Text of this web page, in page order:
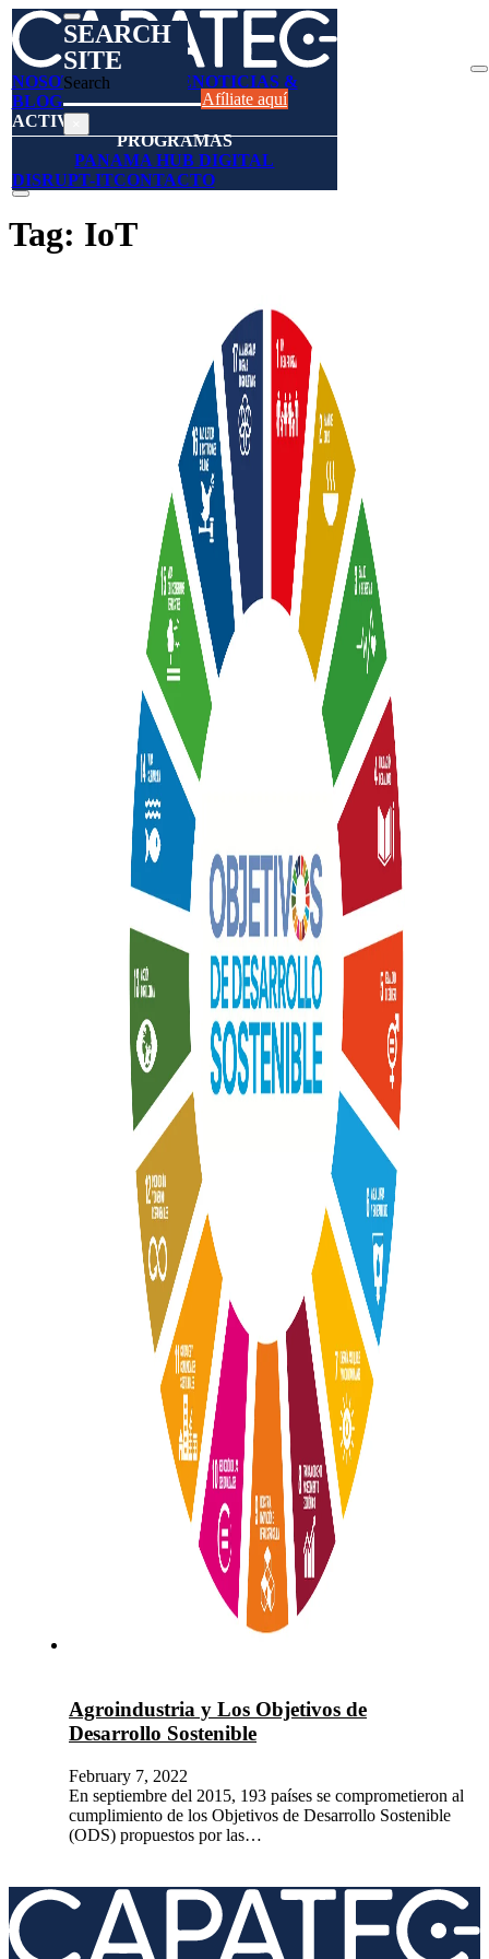
SEARCH
SITE
Search
NOSOTROSAFÍLIESENOTICIAS &
BLOGSDIRECTORIO
ACTIVIDADES
PROGRAMAS
PANAMA HUB DIGITAL
DISRUPT-ITCONTACTO
Afíliate aquí
Tag: IoT
Agroindustria y Los Objetivos de
Desarrollo Sostenible
February 7, 2022
En septiembre del 2015, 193 países se comprometieron al
cumplimiento de los Objetivos de Desarrollo Sostenible
(ODS) propuestos por las…